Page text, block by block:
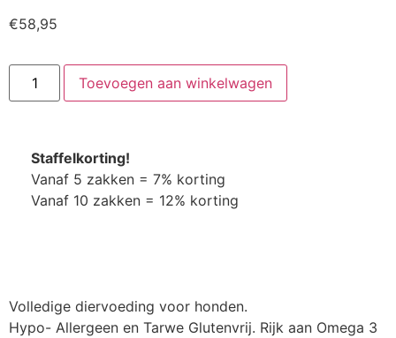
€58,95
Toevoegen aan winkelwagen
Staffelkorting!
Vanaf 5 zakken = 7% korting
Vanaf 10 zakken = 12% korting
Volledige diervoeding voor honden.
Hypo- Allergeen en Tarwe Glutenvrij. Rijk aan Omega 3